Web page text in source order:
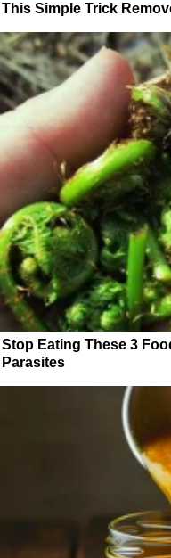
This Simple Trick
Stop Eating These 3
Parasites